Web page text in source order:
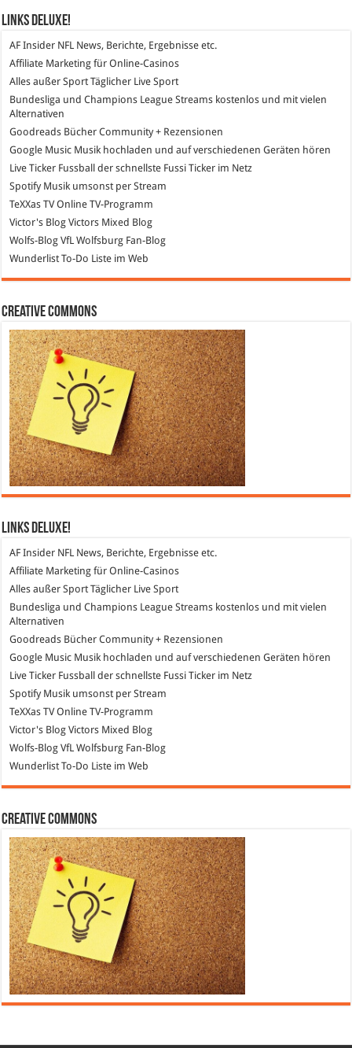
Links DeLuXe!
AF Insider NFL News, Berichte, Ergebnisse etc.
Affiliate Marketing für Online-Casinos
Alles außer Sport Täglicher Live Sport
Bundesliga und Champions League Streams kostenlos und mit vielen
Alternativen
Goodreads Bücher Community + Rezensionen
Google Music Musik hochladen und auf verschiedenen Geräten hören
Live Ticker Fussball der schnellste Fussi Ticker im Netz
SpotifyMusik umsonst per Stream
TeXXas TVOnline TV-Programm
Victor's Blog Victors Mixed Blog
Wolfs-Blog VfL Wolfsburg Fan-Blog
Wunderlist To-Do Liste im Web
Creative Commons
Links DeLuXe!
AF Insider NFL News, Berichte, Ergebnisse etc.
Affiliate Marketing für Online-Casinos
Alles außer SportTäglicher Live Sport
Bundesliga und Champions League Streams kostenlos und mit vielen
Alternativen
Goodreads Bücher Community + Rezensionen
Google Music Musik hochladen und auf verschiedenen Geräten hören
Live Ticker Fussball
der schnellste Fussi Ticker im Netz
SpotifyMusik umsonst per Stream
TeXXas TVOnline TV-Programm
Victor's Blog Victors Mixed Blog
Wolfs-Blog VfL Wolfsburg Fan-Blog
WunderlistTo-Do Liste im Web
Creative Commons